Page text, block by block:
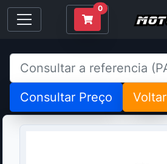
0
Consultar Preço Voltar